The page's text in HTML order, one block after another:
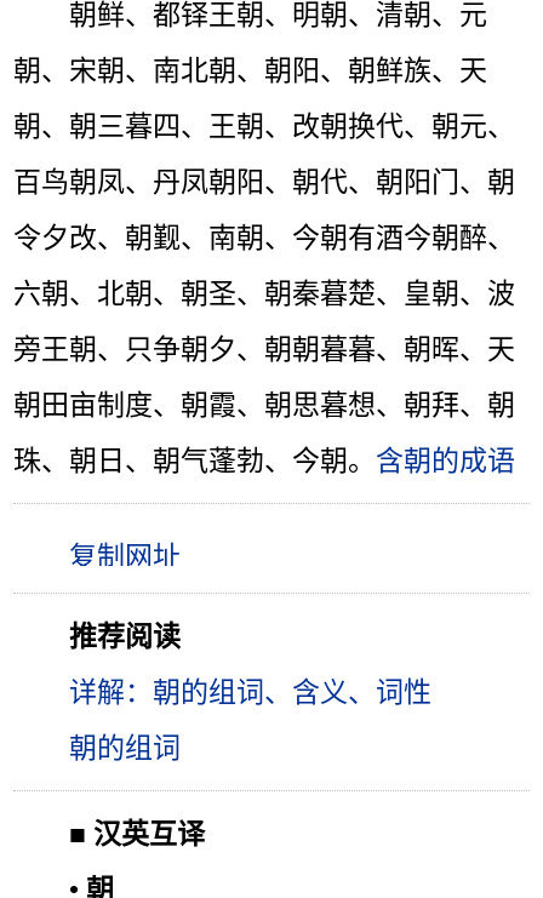
朝鲜、都铎王朝、明朝、清朝、元
朝、宋朝、南北朝、朝阳、朝鲜族、天
朝、朝三暮四、王朝、改朝换代、朝元、
百鸟朝凤、丹凤朝阳、朝代、朝阳门、朝
令夕改、朝觐、南朝、今朝有酒今朝醉、
六朝、北朝、朝圣、朝秦暮楚、皇朝、波
旁王朝、只争朝夕、朝朝暮暮、朝晖、天
朝田亩制度、朝霞、朝思暮想、朝拜、朝
珠、朝日、朝气蓬勃、今朝。 含朝的成语
推荐阅读
详解：朝的组词、含义、词性
朝的组词
■ 汉英互译
• 朝